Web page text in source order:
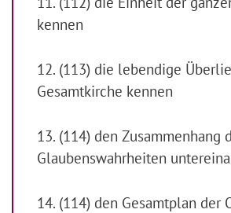
kennen
12. (113) die lebendige
Gesamtkirche kennen
13. (114) den Zusammenhang
Glaubenswahrheiten
14. (114) den Gesamtplan der